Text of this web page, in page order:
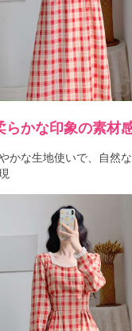
らかな印象の素材
かな生地使いで、自然